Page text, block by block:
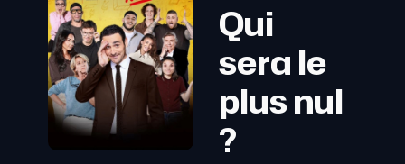
Qui
sera le
plus nul
?